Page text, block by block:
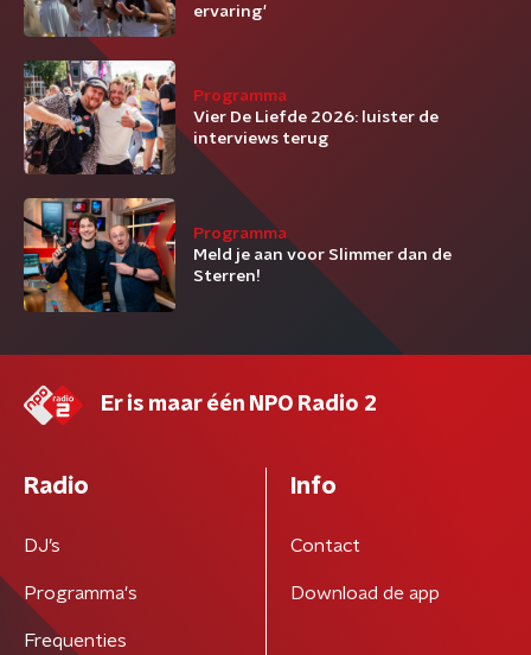
ervaring'
Programma
Vier De Liefde 2026: luister de
interviews terug
Programma
Meld je aan voor Slimmer dan de
Sterren!
Er is maar één NPO Radio 2
Radio
DJ’s
Programma's
Frequenties
Info
Contact
Download de app